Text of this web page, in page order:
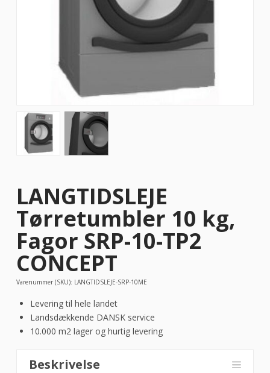
Beskrivelse
LANGTIDSLEJE
Tørretumbler 10 kg,
Fagor SRP-10-TP2
CONCEPT
Varenummer (SKU): LANGTIDSLEJE-SRP-10ME
Levering til hele landet
Landsdækkende DANSK service
10.000 m2 lager og hurtig levering